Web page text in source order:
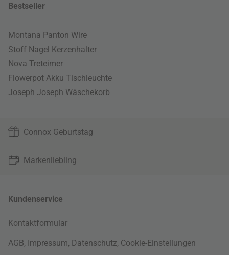
Bestseller
Montana Panton Wire
Stoff Nagel Kerzenhalter
Nova Treteimer
Flowerpot Akku Tischleuchte
Joseph Joseph Wäschekorb
Connox Geburtstag
Markenliebling
Kundenservice
Kontaktformular
AGB, Impressum, Datenschutz, Cookie-Einstellungen